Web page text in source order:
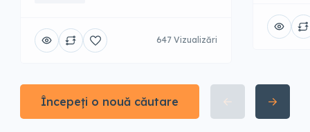
647 Vizualizări
Începeți o nouă căutare